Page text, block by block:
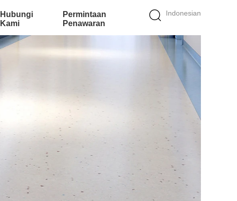
Indonesian
Hubungi
Kami
Permintaan
Penawaran